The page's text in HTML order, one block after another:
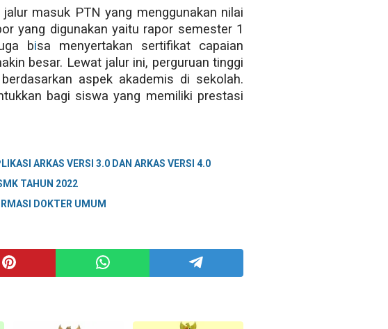
masuk PTN yang menggunakan nilai
yang digunakan yaitu rapor semester 1
bisa menyertakan sertifikat capaian
besar. Lewat jalur ini, perguruan tinggi
aspek akademis di sekolah.
bagi siswa yang memiliki prestasi
ARKAS VERSI 3.0 DAN ARKAS VERSI 4.0
TAHUN 2022
DOKTER UMUM